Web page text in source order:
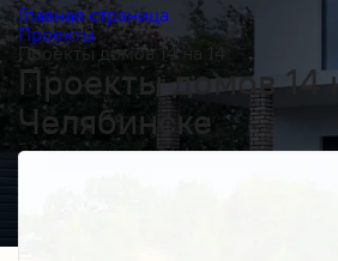
Главная страница
Проекты
Проекты домов 14 на 14
Проекты домов 14
Челябинске
Получить косультацию